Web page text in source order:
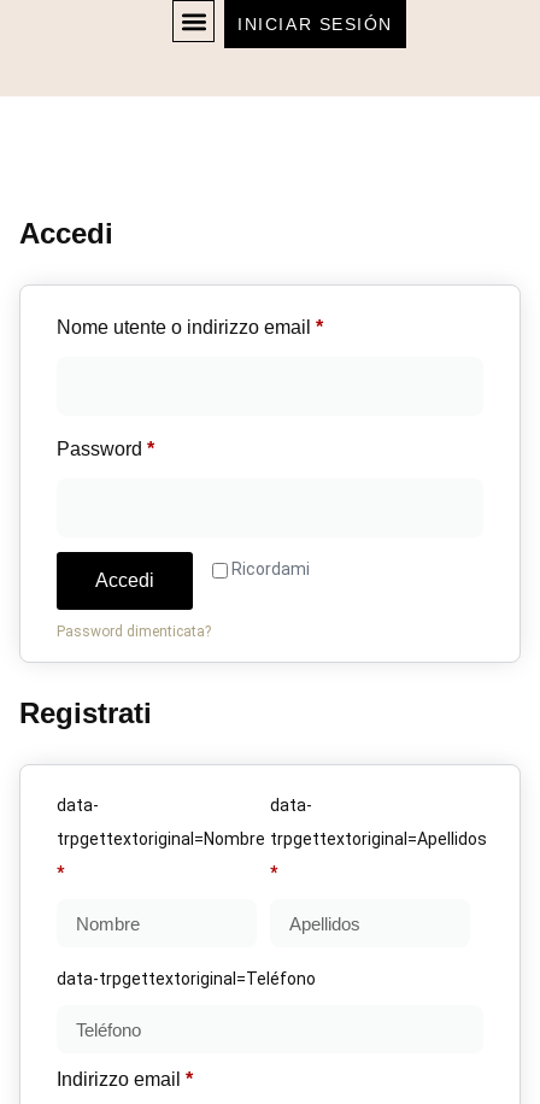
INICIAR SESIÓN
Accedi
Nome utente o indirizzo email *
Password *
Ricordami
Accedi
Password dimenticata?
Registrati
data-
trpgettextoriginal=Nombre
*
data-
trpgettextoriginal=Apellidos
*
data-trpgettextoriginal=Teléfono
Indirizzo email *